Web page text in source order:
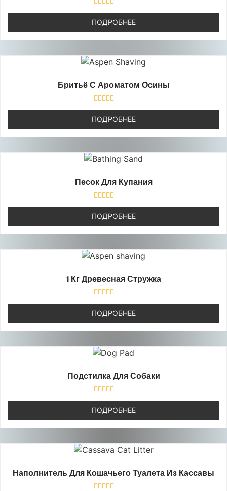
Оценка
0
из
5
ПОДРОБНЕЕ
Бритьё С Ароматом Осины
Оценка
0
из
5
ПОДРОБНЕЕ
Песок Для Купания
Оценка
0
из
5
ПОДРОБНЕЕ
1 Кг Древесная Стружка
Оценка
0
из
5
ПОДРОБНЕЕ
Подстилка Для Собаки
Оценка
0
из
5
ПОДРОБНЕЕ
Наполнитель Для Кошачьего Туалета Из Кассавы